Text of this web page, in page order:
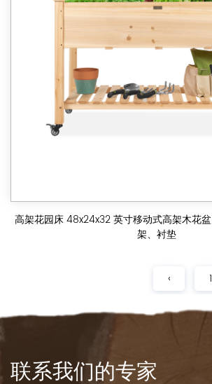
高架花园床 48x24x32 英寸移动式高架木花
架、衬垫
‹ 1
联系我们的专家